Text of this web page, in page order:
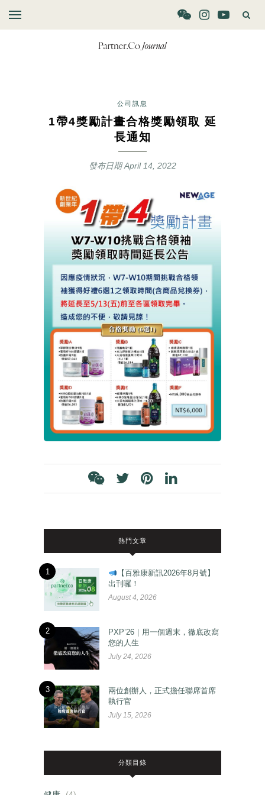
公司訊息
1帶4獎勵計畫合格獎勵領取 延
長通知
發布日期April 14, 2022
熱門文章
1
【百雅康新訊2026年8月號】
出刊囉！
August 4, 2026
2
PXP’26｜用一個週末，徹底改寫
您的人生
July 24, 2026
3
兩位創辦人，正式擔任聯席首席
執行官
July 15, 2026
分類目錄